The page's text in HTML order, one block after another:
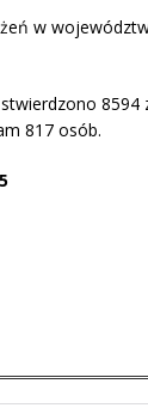
w
stwierdzono
817 osób.